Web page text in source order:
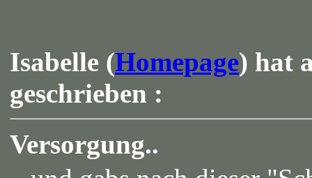
Isabelle (Homepage) hat
geschrieben :
Versorgung..